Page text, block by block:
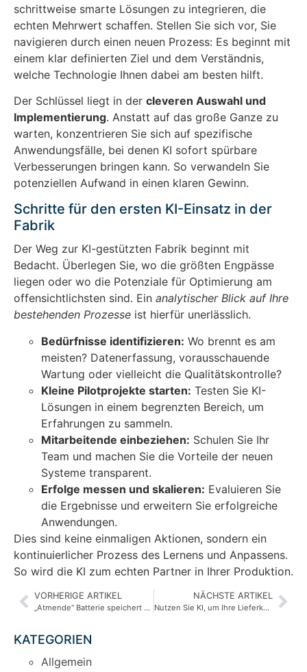
schrittweise smarte Lösungen zu integrieren, die
echten Mehrwert schaffen. Stellen Sie sich vor, Sie
navigieren durch einen neuen Prozess: Es beginnt mit
einem klar definierten Ziel und dem Verständnis,
welche Technologie Ihnen dabei am besten hilft.
Der Schlüssel liegt in der cleveren Auswahl und
Implementierung. Anstatt auf das große Ganze zu
warten, konzentrieren Sie sich auf spezifische
Anwendungsfälle, bei denen KI sofort spürbare
Verbesserungen bringen kann. So verwandeln Sie
potenziellen Aufwand in einen klaren Gewinn.
Schritte für den ersten KI-Einsatz in der
Fabrik
Der Weg zur KI-gestützten Fabrik beginnt mit
Bedacht. Überlegen Sie, wo die größten Engpässe
liegen oder wo die Potenziale für Optimierung am
offensichtlichsten sind. Ein analytischer Blick auf Ihre
bestehenden Prozesse ist hierfür unerlässlich.
Bedürfnisse identifizieren: Wo brennt es am
meisten? Datenerfassung, vorausschauende
Wartung oder vielleicht die Qualitätskontrolle?
Kleine Pilotprojekte starten: Testen Sie KI-
Lösungen in einem begrenzten Bereich, um
Erfahrungen zu sammeln.
Mitarbeitende einbeziehen: Schulen Sie Ihr
Team und machen Sie die Vorteile der neuen
Systeme transparent.
Erfolge messen und skalieren: Evaluieren Sie
die Ergebnisse und erweitern Sie erfolgreiche
Anwendungen.
Dies sind keine einmaligen Aktionen, sondern ein
kontinuierlicher Prozess des Lernens und Anpassens.
So wird die KI zum echten Partner in Ihrer Produktion.
VORHERIGE ARTIKEL
„Atmende“ Batterie speichert Strom und bindet CO2
NÄCHSTE ARTIKEL
Nutzen Sie KI, um Ihre Lieferkette einem Stresstest zu unterziehen
KATEGORIEN
Allgemein